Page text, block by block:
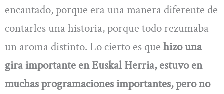
encantado, porque era una manera diferente de
contarles una historia, porque todo rezumaba
un aroma distinto. Lo cierto es que hizo una
gira importante en Euskal Herria, estuvo en
muchas programaciones importantes, pero no